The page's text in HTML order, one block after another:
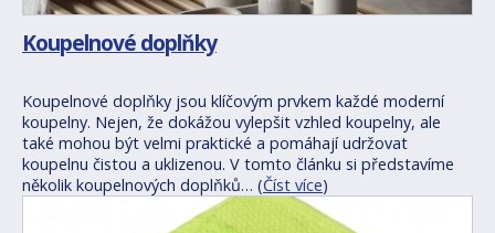
Koupelnové doplňky
Koupelnové doplňky jsou klíčovým prvkem každé moderní
koupelny. Nejen, že dokážou vylepšit vzhled koupelny, ale
také mohou být velmi praktické a pomáhají udržovat
koupelnu čistou a uklizenou. V tomto článku si představíme
několik koupelnových doplňků… (Číst více)